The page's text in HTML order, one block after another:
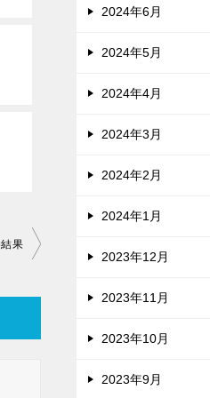
果
2024年6月
2024年5月
2024年4月
2024年3月
2024年2月
2024年1月
2023年12月
2023年11月
2023年10月
2023年9月